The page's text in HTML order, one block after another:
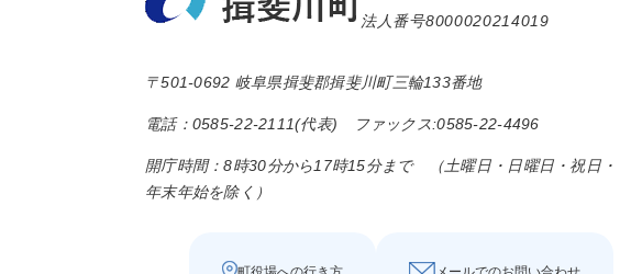
法人番号8000020214019
〒501-0692 岐阜県揖斐郡揖斐川町三輪133番地
電話：0585-22-2111(代表) ファックス:0585-22-4496
開庁時間：8時30分から17時15分まで （土曜日・日曜日・祝日・
年末年始を除く）